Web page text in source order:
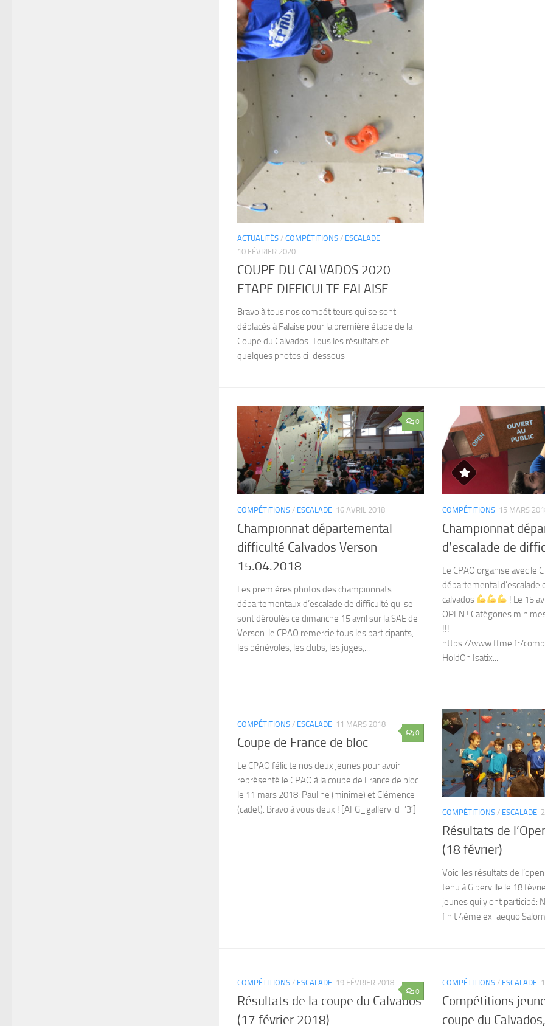
ACTUALITÉS / COMPÉTITIONS / ESCALADE
10 FÉVRIER 2020
COUPE DU CALVADOS 2020
ETAPE DIFFICULTE FALAISE
Bravo à tous nos compétiteurs qui se sont
déplacés à Falaise pour la première étape de la
Coupe du Calvados. Tous les résultats et
quelques photos ci-dessous
0
COMPÉTITIONS / ESCALADE 16 AVRIL 2018
Championnat départemental
difficulté Calvados Verson
15.04.2018
Les premières photos des championnats
départementaux d’escalade de difficulté qui se
sont déroulés ce dimanche 15 avril sur la SAE de
Verson. le CPAO remercie tous les participants,
les bénévoles, les clubs, les juges,...
COMPÉTITIONS 15 MARS
Championnat
d’escalade de
Le CPAO organise avec le
départemental d’escalade
calvados
! Le 15
OPEN ! Catégories
!!!
https://www.ffme.fr/
HoldOn Isatix...
0
COMPÉTITIONS / ESCALADE 11 MARS 2018
Coupe de France de bloc
Le CPAO félicite nos deux jeunes pour avoir
représenté le CPAO à la coupe de France de bloc
le 11 mars 2018: Pauline (minime) et Clémence
(cadet). Bravo à vous deux ! [AFG_gallery id=’3′]
COMPÉTITIONS / ESCALADE
Résultats de
(18 février)
Voici les résultats de
tenu à Giberville le 18
jeunes qui y ont participé:
finit 4ème ex-aequo
0
COMPÉTITIONS / ESCALADE 19 FÉVRIER 2018
Résultats de la coupe du Calvados
(17 février 2018)
COMPÉTITIONS / ESCALADE
Compétitions
coupe du